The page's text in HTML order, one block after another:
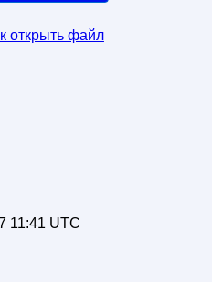
открыть файл
11:41 UTC